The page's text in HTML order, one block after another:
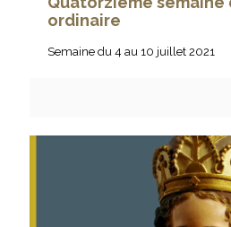
ordinaire
Semaine du 4 au 10 juillet 2021